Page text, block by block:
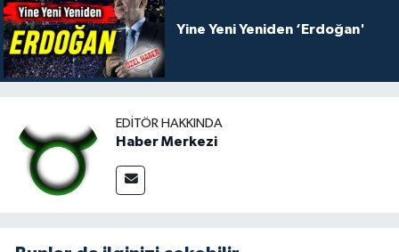
Yine Yeni Yeniden ‘Erdoğan'
EDITÖR HAKKINDA
Haber Merkezi